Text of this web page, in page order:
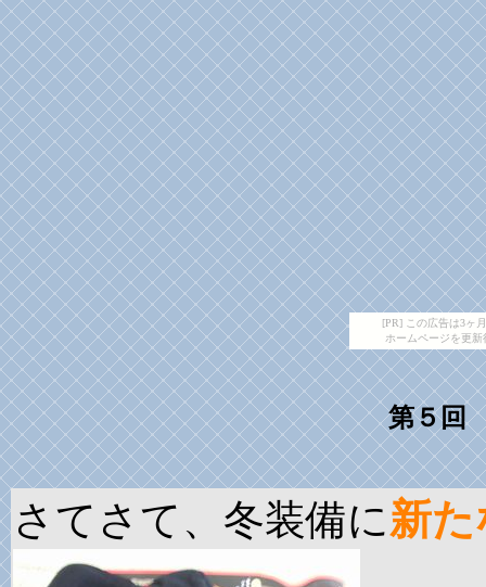
[PR] この広告は3ヶ
ホームページを更
第５回
さてさて、冬装備に新